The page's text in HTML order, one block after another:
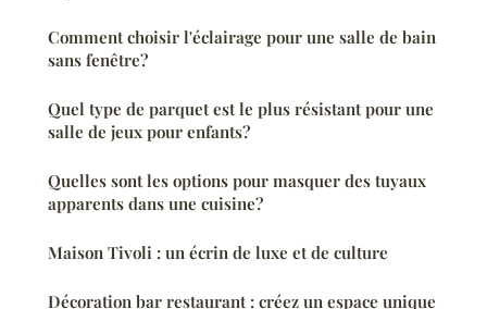
Comment choisir l'éclairage pour une salle de bain
sans fenêtre?
Quel type de parquet est le plus résistant pour une
salle de jeux pour enfants?
Quelles sont les options pour masquer des tuyaux
apparents dans une cuisine?
Maison Tivoli : un écrin de luxe et de culture
Décoration bar restaurant : créez un espace unique